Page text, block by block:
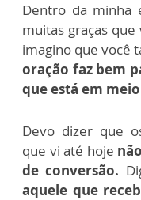
Dentro da minha
muitas graças
imagino que você
oração faz bem
que está em
Devo dizer que
que vi até hoje
de conversão.
aquele que